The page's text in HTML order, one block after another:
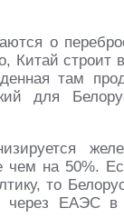
о
Китай строит
там
для
чем на 50%.
то
через ЕАЭС в